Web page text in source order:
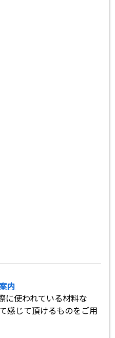
内
に使われている材料な
感じて頂けるものをご用